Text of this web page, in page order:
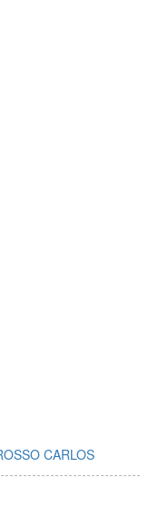
CARLOS